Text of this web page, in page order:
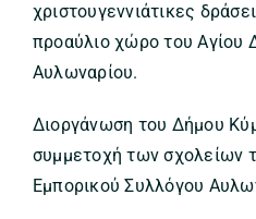
χριστουγεννιάτικες
προαύλιο χώρο του Αγίου
Αυλωναρίου.
Διοργάνωση του Δήμου
συμμετοχή των σχολείων
Εμπορικού Συλλόγου